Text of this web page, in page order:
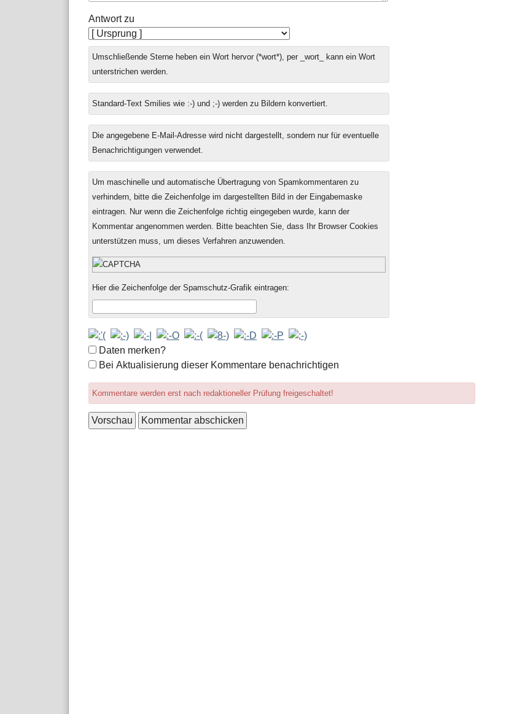
Antwort zu
Umschließende Sterne heben ein Wort hervor (*wort*), per _wort_ kann ein Wort
unterstrichen werden.
Standard-Text Smilies wie :-) und ;-) werden zu Bildern konvertiert.
Die angegebene E-Mail-Adresse wird nicht dargestellt, sondern nur für eventuelle
Benachrichtigungen verwendet.
Um maschinelle und automatische Übertragung von Spamkommentaren zu
verhindern, bitte die Zeichenfolge im dargestellten Bild in der Eingabemaske
eintragen. Nur wenn die Zeichenfolge richtig eingegeben wurde, kann der
Kommentar angenommen werden. Bitte beachten Sie, dass Ihr Browser Cookies
unterstützen muss, um dieses Verfahren anzuwenden.
Hier die Zeichenfolge der Spamschutz-Grafik eintragen:
Formular-
Optionen
Daten merken?
Bei Aktualisierung dieser Kommentare benachrichtigen
Kommentare werden erst nach redaktioneller Prüfung freigeschaltet!